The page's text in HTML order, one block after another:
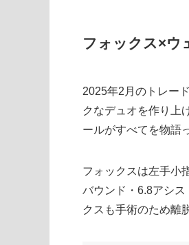
フォックス×ウ
2025年2月のトレー
クなデュオを作り上
ールがすべてを物語
フォックスは左手小
バウンド・6.8アシ
クスも手術のため離